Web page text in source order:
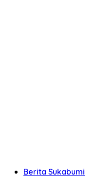
Berita Sukabumi